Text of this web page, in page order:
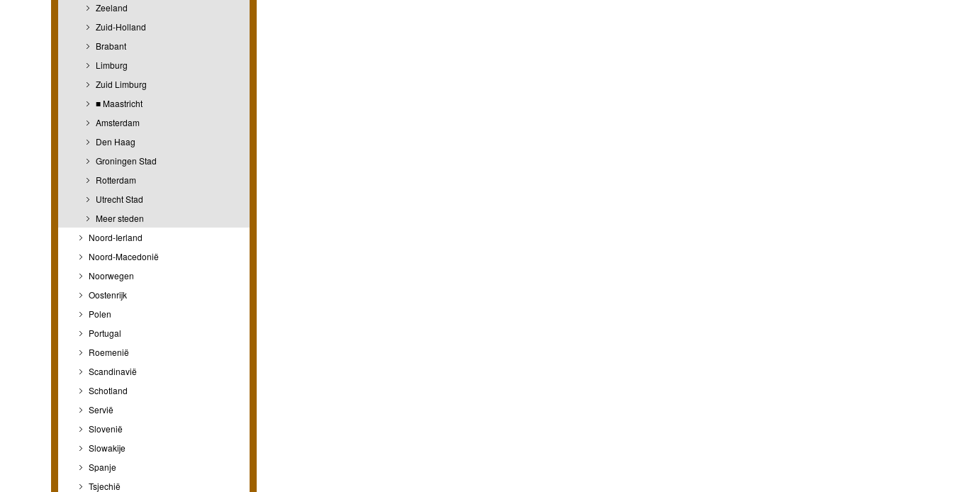
Zeeland
Zuid-Holland
Brabant
Limburg
Zuid Limburg
■ Maastricht
Amsterdam
Den Haag
Groningen Stad
Rotterdam
Utrecht Stad
Meer steden
Noord-Ierland
Noord-Macedonië
Noorwegen
Oostenrijk
Polen
Portugal
Roemenië
Scandinavië
Schotland
Servië
Slovenië
Slowakije
Spanje
Tsjechië